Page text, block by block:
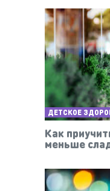
ДЕТСКОЕ
Как
меньше